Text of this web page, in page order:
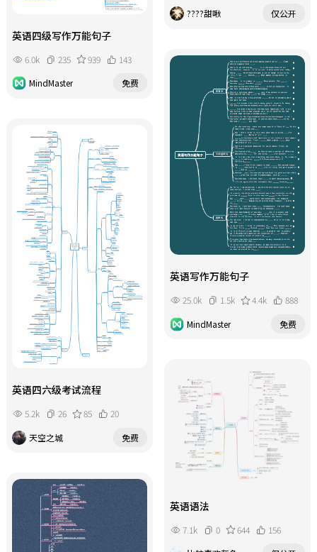
????甜啾
仅公开
英语四级写作万能句子
6.0k 235 939
143
MindMaster
免费
英语写作万能句子
25.0k 1.5k 4.4k
888
MindMaster
免费
英语四六级考试流程
5.2k 26 85
20
天空之城
免费
英语语法
7.1k 0 644
156